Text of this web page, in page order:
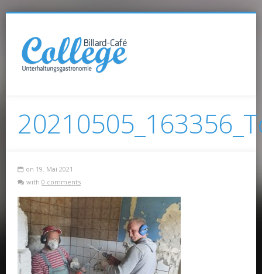
on 19. Mai 2021
with 0 comments